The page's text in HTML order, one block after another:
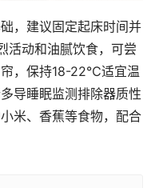
，建议固定起床时间并
活动和油腻饮食，可尝
帘，保持18-22℃适宜温
导睡眠监测排除器质性
米、香蕉等食物，配合